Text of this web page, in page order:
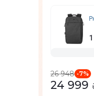
26 948 -7%
24 999